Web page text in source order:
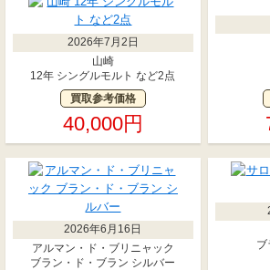
2026年7月2日
山崎
12年 シングルモルト など2点
買取参考価格
40,000円
2026年6月16日
アルマン・ド・ブリニャック
ブラン・ド・ブラン シルバー
ブ